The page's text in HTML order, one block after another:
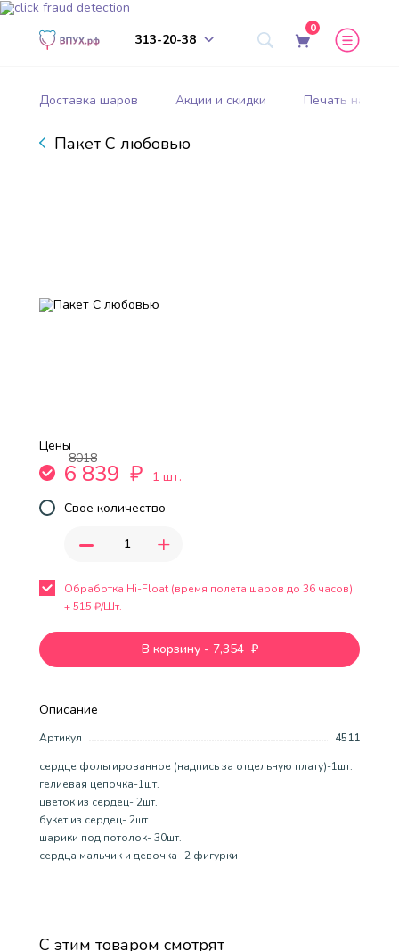
313-20-38
0
Доставка шаров Акции и скидки Печать на
Пакет С любовью
Описание
Артикул
4511
сердце фольгированное (надпись за отдельную плату)-1шт.
гелиевая цепочка-1шт.
цветок из сердец- 2шт.
букет из сердец- 2шт.
шарики под потолок- 30шт.
сердца мальчик и девочка- 2 фигурки
Цены
8018
6 839 ₽
1 шт.
Свое количество
- +
Обработка Hi-Float (время полета шаров до 36 часов)
+515 ₽/Шт.
В корзину - 7,354 ₽
С этим товаром смотрят